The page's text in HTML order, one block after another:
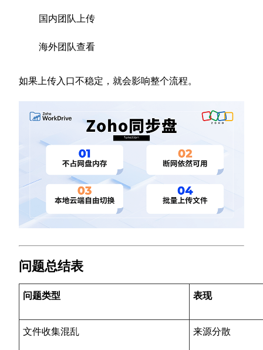
国内团队上传
海外团队查看
如果上传入口不稳定，就会影响整个流程。
问题总结表
问题类型 表现
文件收集混乱 来源分散